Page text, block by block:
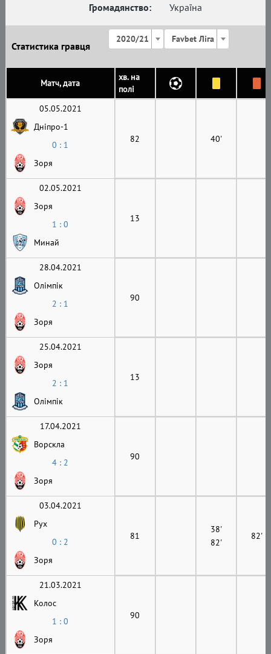
Громадянство:
Україна
Статистика гравця
2020/21 Favbet Ліга
Матч, дата
хв. на
полі
05.05.2021
Дніпро-1
0 : 1
Зоря
82 40'
02.05.2021
Зоря
1 : 0
Минай
13
28.04.2021
Олімпік
2 : 1
Зоря
90
25.04.2021
Зоря
2 : 1
Олімпік
13
17.04.2021
Ворскла
4 : 2
Зоря
90
03.04.2021
Рух
0 : 2
Зоря
81
38'
82'
82'
21.03.2021
Колос
1 : 0
Зоря
90